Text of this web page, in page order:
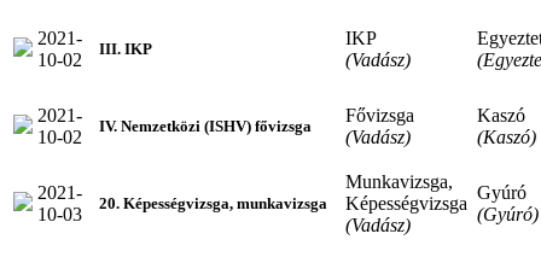
2021-
10-02
III. IKP
IKP
(Vadász)
2021-
10-02
IV. Nemzetközi (ISHV) fővizsga
Fővizsga
(Vadász)
Kaszó
(Kaszó)
2021-
10-03
20. Képességvizsga, munkavizsga
Munkavizsga,
Képességvizsga
(Vadász)
Gyúró
(Gyúró)